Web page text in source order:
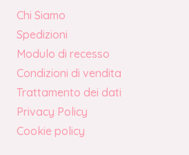
Chi Siamo
Spedizioni
Modulo di recesso
Condizioni di vendita
Trattamento dei dati
Privacy Policy
Cookie policy